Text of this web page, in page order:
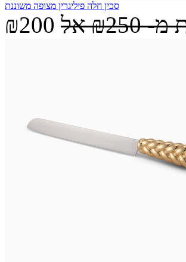
סכין חלה פיליגרין מצופה משוננת
₪200 מ-₪250 אל